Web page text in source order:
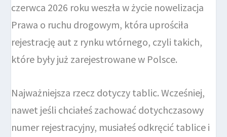
czerwca 2026 roku weszła w życie nowelizacja
Prawa o ruchu drogowym, która uprościła
rejestrację aut z rynku wtórnego, czyli takich,
które były już zarejestrowane w Polsce.
Najważniejsza rzecz dotyczy tablic. Wcześniej,
nawet jeśli chciałeś zachować dotychczasowy
numer rejestracyjny, musiałeś odkręcić tablice i